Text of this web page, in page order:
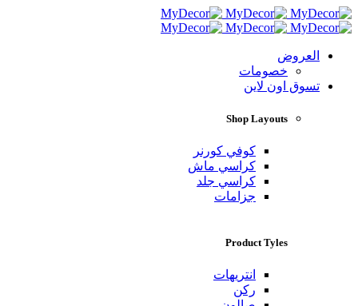
العروض
خصومات
تسوق اون لاين
Shop Layouts
كوفي كورنر
كراسي ماش
كراسي جلد
جزامات
Product Tyles
انتريهات
ركن